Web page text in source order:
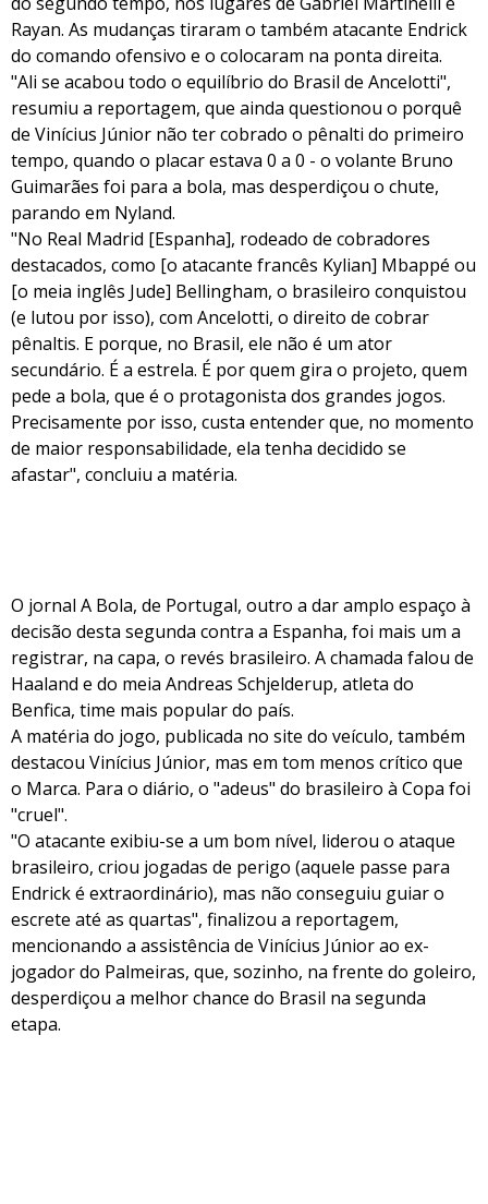
Rayan. As mudanças tiraram o também atacante Endrick
do comando ofensivo e o colocaram na ponta direita.
"Ali se acabou todo o equilíbrio do Brasil de Ancelotti",
resumiu a reportagem, que ainda questionou o porquê
de Vinícius Júnior não ter cobrado o pênalti do primeiro
tempo, quando o placar estava 0 a 0 - o volante Bruno
Guimarães foi para a bola, mas desperdiçou o chute,
parando em Nyland.
"No Real Madrid [Espanha], rodeado de cobradores
destacados, como [o atacante francês Kylian] Mbappé ou
[o meia inglês Jude] Bellingham, o brasileiro conquistou
(e lutou por isso), com Ancelotti, o direito de cobrar
pênaltis. E porque, no Brasil, ele não é um ator
secundário. É a estrela. É por quem gira o projeto, quem
pede a bola, que é o protagonista dos grandes jogos.
Precisamente por isso, custa entender que, no momento
de maior responsabilidade, ela tenha decidido se
afastar", concluiu a matéria.
O jornal A Bola, de Portugal, outro a dar amplo espaço à
decisão desta segunda contra a Espanha, foi mais um a
registrar, na capa, o revés brasileiro. A chamada falou de
Haaland e do meia Andreas Schjelderup, atleta do
Benfica, time mais popular do país.
A matéria do jogo, publicada no site do veículo, também
destacou Vinícius Júnior, mas em tom menos crítico que
o Marca. Para o diário, o "adeus" do brasileiro à Copa foi
"cruel".
"O atacante exibiu-se a um bom nível, liderou o ataque
brasileiro, criou jogadas de perigo (aquele passe para
Endrick é extraordinário), mas não conseguiu guiar o
escrete até as quartas", finalizou a reportagem,
mencionando a assistência de Vinícius Júnior ao ex-
jogador do Palmeiras, que, sozinho, na frente do goleiro,
desperdiçou a melhor chance do Brasil na segunda
etapa.